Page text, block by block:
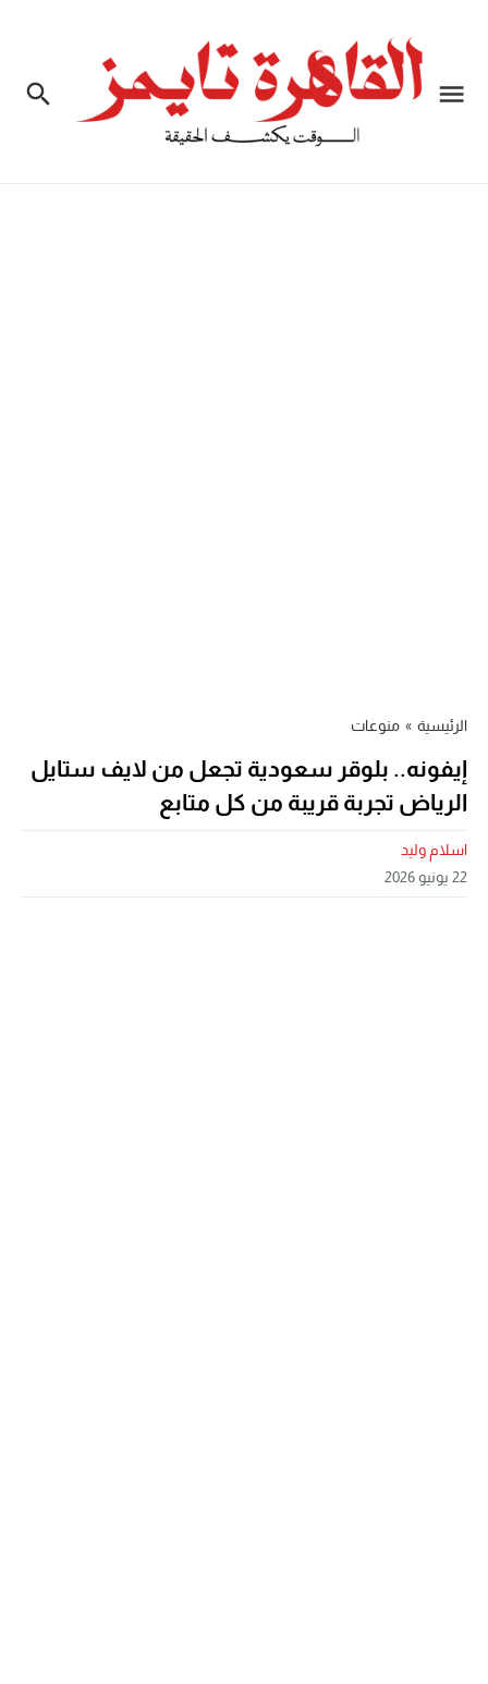
الرئيسية » منوعات
إيفونه.. بلوقر سعودية تجعل من لايف ستايل
الرياض تجربة قريبة من كل متابع
اسلام وليد
22 يونيو 2026